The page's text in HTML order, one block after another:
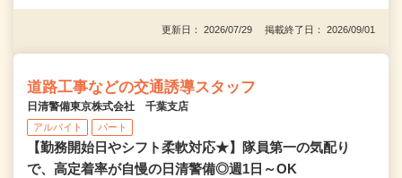
更新日： 2026/07/29 掲載終了日： 2026/09/01
道路工事などの交通誘導スタッフ
日清警備東京株式会社 千葉支店
アルバイト パート
【勤務開始日やシフト柔軟対応★】隊員第一の気配り
で、高定着率が自慢の日清警備◎週1日～OK